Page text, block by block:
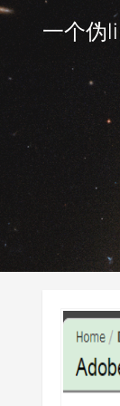
一个伪